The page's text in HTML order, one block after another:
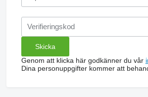
Genom att klicka här godkänner du vår
Dina personuppgifter kommer att